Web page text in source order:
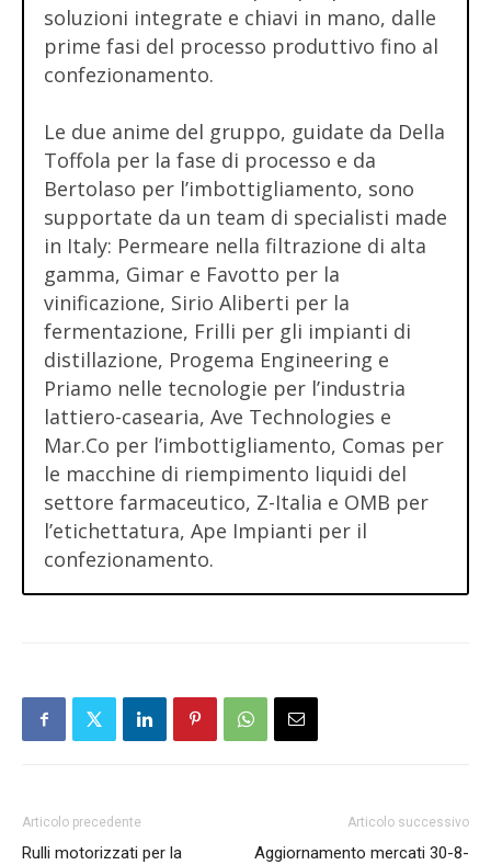
soluzioni integrate e chiavi in mano, dalle
prime fasi del processo produttivo fino al
confezionamento.
Le due anime del gruppo, guidate da Della
Toffola per la fase di processo e da
Bertolaso per l’imbottigliamento, sono
supportate da un team di specialisti made
in Italy: Permeare nella filtrazione di alta
gamma, Gimar e Favotto per la
vinificazione, Sirio Aliberti per la
fermentazione, Frilli per gli impianti di
distillazione, Progema Engineering e
Priamo nelle tecnologie per l’industria
lattiero-casearia, Ave Technologies e
Mar.Co per l’imbottigliamento, Comas per
le macchine di riempimento liquidi del
settore farmaceutico, Z-Italia e OMB per
l’etichettatura, Ape Impianti per il
confezionamento.
Articolo precedente
Rulli motorizzati per la
Articolo successivo
Aggiornamento mercati 30-8-